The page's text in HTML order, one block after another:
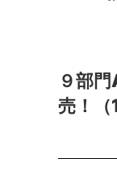
９部
売！（